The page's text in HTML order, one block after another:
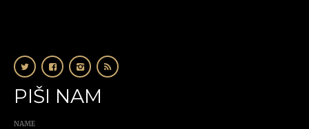
PIŠI NAM
NAME